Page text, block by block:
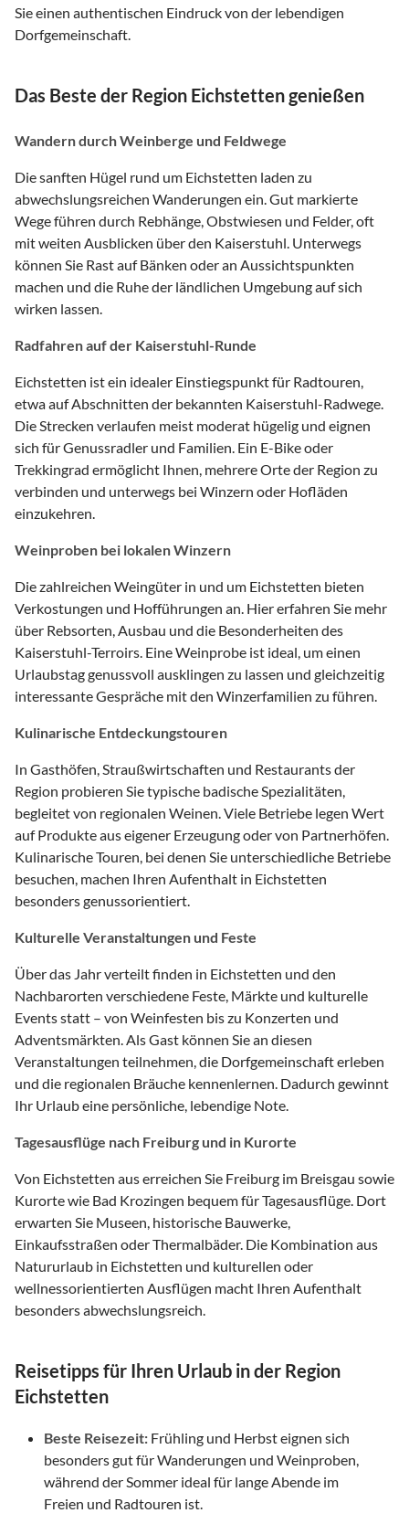
Sie einen authentischen Eindruck von der lebendigen
Dorfgemeinschaft.
Das Beste der Region Eichstetten genießen
Wandern durch Weinberge und Feldwege
Die sanften Hügel rund um Eichstetten laden zu
abwechslungsreichen Wanderungen ein. Gut markierte
Wege führen durch Rebhänge, Obstwiesen und Felder, oft
mit weiten Ausblicken über den Kaiserstuhl. Unterwegs
können Sie Rast auf Bänken oder an Aussichtspunkten
machen und die Ruhe der ländlichen Umgebung auf sich
wirken lassen.
Radfahren auf der Kaiserstuhl-Runde
Eichstetten ist ein idealer Einstiegspunkt für Radtouren,
etwa auf Abschnitten der bekannten Kaiserstuhl-Radwege.
Die Strecken verlaufen meist moderat hügelig und eignen
sich für Genussradler und Familien. Ein E-Bike oder
Trekkingrad ermöglicht Ihnen, mehrere Orte der Region zu
verbinden und unterwegs bei Winzern oder Hofläden
einzukehren.
Weinproben bei lokalen Winzern
Die zahlreichen Weingüter in und um Eichstetten bieten
Verkostungen und Hofführungen an. Hier erfahren Sie mehr
über Rebsorten, Ausbau und die Besonderheiten des
Kaiserstuhl-Terroirs. Eine Weinprobe ist ideal, um einen
Urlaubstag genussvoll ausklingen zu lassen und gleichzeitig
interessante Gespräche mit den Winzerfamilien zu führen.
Kulinarische Entdeckungstouren
In Gasthöfen, Straußwirtschaften und Restaurants der
Region probieren Sie typische badische Spezialitäten,
begleitet von regionalen Weinen. Viele Betriebe legen Wert
auf Produkte aus eigener Erzeugung oder von Partnerhöfen.
Kulinarische Touren, bei denen Sie unterschiedliche Betriebe
besuchen, machen Ihren Aufenthalt in Eichstetten
besonders genussorientiert.
Kulturelle Veranstaltungen und Feste
Über das Jahr verteilt finden in Eichstetten und den
Nachbarorten verschiedene Feste, Märkte und kulturelle
Events statt – von Weinfesten bis zu Konzerten und
Adventsmärkten. Als Gast können Sie an diesen
Veranstaltungen teilnehmen, die Dorfgemeinschaft erleben
und die regionalen Bräuche kennenlernen. Dadurch gewinnt
Ihr Urlaub eine persönliche, lebendige Note.
Tagesausflüge nach Freiburg und in Kurorte
Von Eichstetten aus erreichen Sie Freiburg im Breisgau sowie
Kurorte wie Bad Krozingen bequem für Tagesausflüge. Dort
erwarten Sie Museen, historische Bauwerke,
Einkaufsstraßen oder Thermalbäder. Die Kombination aus
Natururlaub in Eichstetten und kulturellen oder
wellnessorientierten Ausflügen macht Ihren Aufenthalt
besonders abwechslungsreich.
Reisetipps für Ihren Urlaub in der Region
Eichstetten
Beste Reisezeit: Frühling und Herbst eignen sich
besonders gut für Wanderungen und Weinproben,
während der Sommer ideal für lange Abende im
Freien und Radtouren ist.